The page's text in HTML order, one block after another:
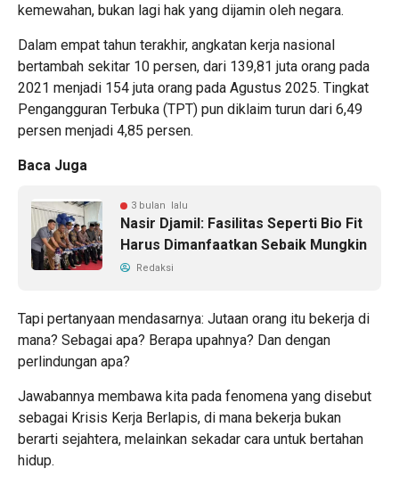
kemewahan, bukan lagi hak yang dijamin oleh negara.
Dalam empat tahun terakhir, angkatan kerja nasional
bertambah sekitar 10 persen, dari 139,81 juta orang pada
2021 menjadi 154 juta orang pada Agustus 2025. Tingkat
Pengangguran Terbuka (TPT) pun diklaim turun dari 6,49
persen menjadi 4,85 persen.
Baca Juga
3 bulan lalu
Nasir Djamil: Fasilitas Seperti Bio Fit
Harus Dimanfaatkan Sebaik Mungkin
Redaksi
Tapi pertanyaan mendasarnya: Jutaan orang itu bekerja di
mana? Sebagai apa? Berapa upahnya? Dan dengan
perlindungan apa?
Jawabannya membawa kita pada fenomena yang disebut
sebagai Krisis Kerja Berlapis, di mana bekerja bukan
berarti sejahtera, melainkan sekadar cara untuk bertahan
hidup.